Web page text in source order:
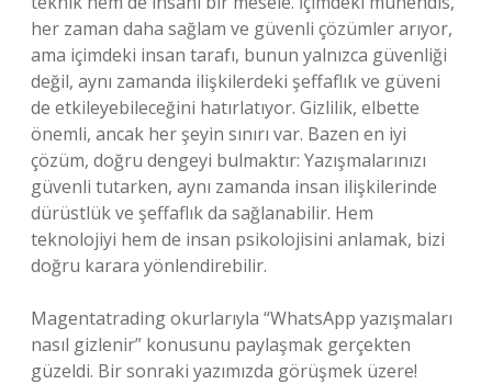
her zaman daha sağlam ve güvenli çözümler arıyor,
ama içimdeki insan tarafı, bunun yalnızca güvenliği
değil, aynı zamanda ilişkilerdeki şeffaflık ve güveni
de etkileyebileceğini hatırlatıyor. Gizlilik, elbette
önemli, ancak her şeyin sınırı var. Bazen en iyi
çözüm, doğru dengeyi bulmaktır: Yazışmalarınızı
güvenli tutarken, aynı zamanda insan ilişkilerinde
dürüstlük ve şeffaflık da sağlanabilir. Hem
teknolojiyi hem de insan psikolojisini anlamak, bizi
doğru karara yönlendirebilir.
Magentatrading okurlarıyla “WhatsApp yazışmaları
nasıl gizlenir” konusunu paylaşmak gerçekten
güzeldi. Bir sonraki yazımızda görüşmek üzere!